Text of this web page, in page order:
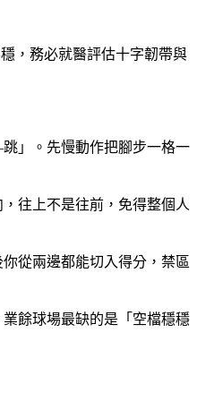
，務必就醫評估十字韌帶與
」。先慢動作把腳步一格一
往上不是往前，免得整個人
從兩邊都能切入得分，禁區
餘球場最缺的是「空檔穩穩